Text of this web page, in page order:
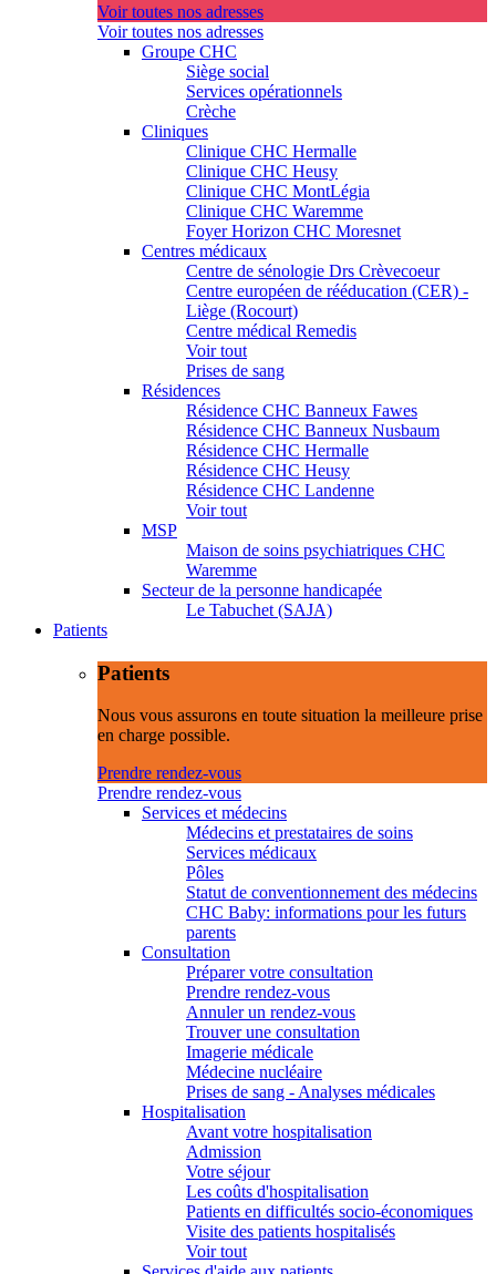
Voir toutes nos adresses
Voir toutes nos adresses
Groupe CHC
Siège social
Services opérationnels
Crèche
Cliniques
Clinique CHC Hermalle
Clinique CHC Heusy
Clinique CHC MontLégia
Clinique CHC Waremme
Foyer Horizon CHC Moresnet
Centres médicaux
Centre de sénologie Drs Crèvecoeur
Centre européen de rééducation (CER) -
Liège (Rocourt)
Centre médical Remedis
Voir tout
Prises de sang
Résidences
Résidence CHC Banneux Fawes
Résidence CHC Banneux Nusbaum
Résidence CHC Hermalle
Résidence CHC Heusy
Résidence CHC Landenne
Voir tout
MSP
Maison de soins psychiatriques CHC
Waremme
Secteur de la personne handicapée
Le Tabuchet (SAJA)
Patients
Patients
Nous vous assurons en toute situation la meilleure prise
en charge possible.
Prendre rendez-vous
Prendre rendez-vous
Services et médecins
Médecins et prestataires de soins
Services médicaux
Pôles
Statut de conventionnement des médecins
CHC Baby: informations pour les futurs
parents
Consultation
Préparer votre consultation
Prendre rendez-vous
Annuler un rendez-vous
Trouver une consultation
Imagerie médicale
Médecine nucléaire
Prises de sang - Analyses médicales
Hospitalisation
Avant votre hospitalisation
Admission
Votre séjour
Les coûts d'hospitalisation
Patients en difficultés socio-économiques
Visite des patients hospitalisés
Voir tout